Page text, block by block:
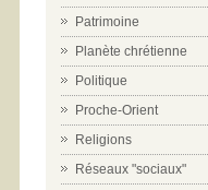
Patrimoine
Planète chrétienne
Politique
Proche-Orient
Religions
Réseaux "sociaux"